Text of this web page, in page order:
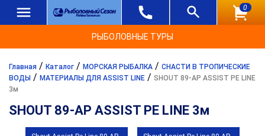
0
РЫБОЛОВНЫЕ ТУРЫ
Главная / Каталог / МОРСКАЯ РЫБАЛКА / СНАСТИ В ТРОПИЧЕСКИЕ
ВОДЫ / МАТЕРИАЛЫ ДЛЯ ASSIST LINE / SHOUT 89-AP ASSIST PE LINE
3м
SHOUT 89-AP ASSIST PE LINE 3м